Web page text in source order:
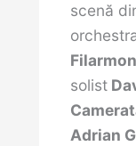
scenă
solist
Adrian